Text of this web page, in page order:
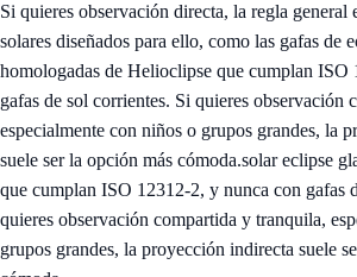
Si quieres observación directa, la regla general
solares diseñados para ello, como las gafas de
homologadas de Helioclipse que cumplan ISO
gafas de sol corrientes. Si quieres observación
especialmente con niños o grupos grandes, la
suele ser la opción más cómoda.solar eclipse
que cumplan ISO 12312-2, y nunca con gafas
quieres observación compartida y tranquila,
grupos grandes, la proyección indirecta suele